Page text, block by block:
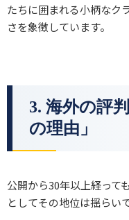
たちに囲まれる小柄なク
さを象徴しています。
3. 海外の評
の理由」
公開から30年以上経って
としてその地位は揺らい